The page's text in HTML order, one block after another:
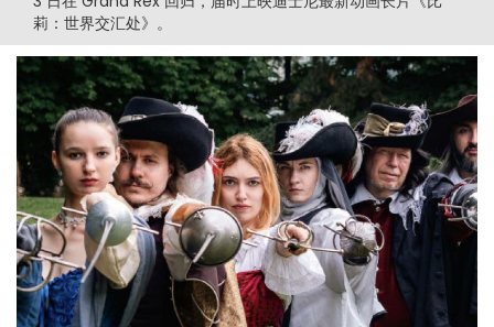
莉：世界交汇处》。